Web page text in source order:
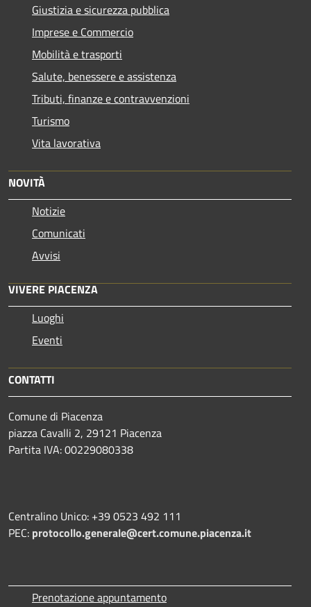
Giustizia e sicurezza pubblica
Imprese e Commercio
Mobilità e trasporti
Salute, benessere e assistenza
Tributi, finanze e contravvenzioni
Turismo
Vita lavorativa
NOVITÀ
Notizie
Comunicati
Avvisi
VIVERE PIACENZA
Luoghi
Eventi
CONTATTI
Comune di Piacenza
piazza Cavalli 2, 29121 Piacenza
Partita IVA: 00229080338
Centralino Unico: +39 0523 492 111
PEC: protocollo.generale@cert.comune.piacenza.it
Prenotazione appuntamento